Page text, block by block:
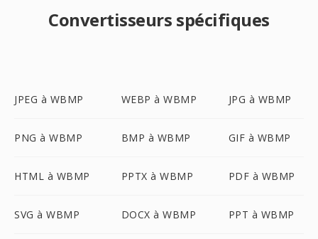
Convertisseurs spécifiques
JPEG à WBMP WEBP à WBMP JPG à WBMP
PNG à WBMP BMP à WBMP GIF à WBMP
HTML à WBMP PPTX à WBMP PDF à WBMP
SVG à WBMP DOCX à WBMP PPT à WBMP